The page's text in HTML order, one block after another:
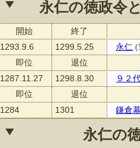
永仁の徳政令
開始
終了
1293.9.6
1299.5.25 永仁
即位
退位
1287.11.27
1298.8.30
９２
即位
退位
1284
1301 鎌倉
永仁の